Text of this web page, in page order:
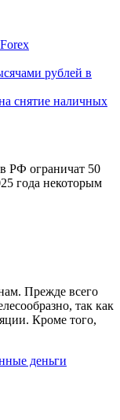
снятие наличных
РФ ограничат 50
года некоторым
Прежде всего
так как
Кроме того,